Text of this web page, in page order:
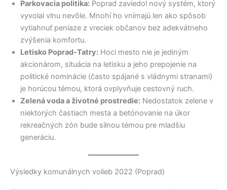
Parkovacia politika: Poprad zaviedol nový systém, ktorý
vyvolal vlnu nevôle. Mnohí ho vnímajú len ako spôsob
vytiahnuť peniaze z vreciek občanov bez adekvátneho
zvýšenia komfortu.
Letisko Poprad-Tatry: Hoci mesto nie je jediným
akcionárom, situácia na letisku a jeho prepojenie na
politické nominácie (často spájané s vládnymi stranami)
je horúcou témou, ktorá ovplyvňuje cestovný ruch.
Zelená voda a životné prostredie: Nedostatok zelene v
niektorých častiach mesta a betónovanie na úkor
rekreačných zón bude silnou témou pre mladšiu
generáciu.
Výsledky komunálnych volieb 2022 (Poprad)